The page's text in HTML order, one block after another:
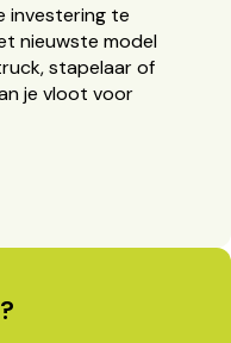
investering te
nieuwste model
stapelaar of
je vloot voor